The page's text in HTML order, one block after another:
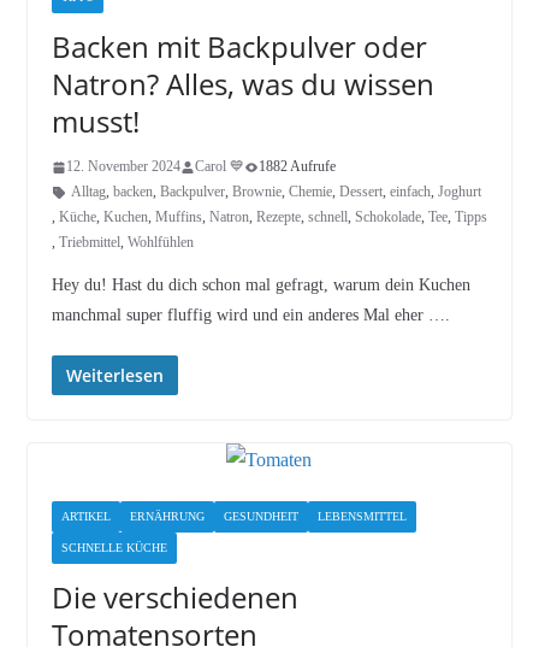
Backen mit Backpulver oder
Natron? Alles, was du wissen
musst!
12. November 2024 Carol 💙
1882 Aufrufe
Alltag, backen, Backpulver, Brownie, Chemie, Dessert, einfach, Joghurt
, Küche, Kuchen, Muffins, Natron, Rezepte, schnell, Schokolade, Tee, Tipps
, Triebmittel, Wohlfühlen
Hey du! Hast du dich schon mal gefragt, warum dein Kuchen
manchmal super fluffig wird und ein anderes Mal eher ….
Weiterlesen
ARTIKEL ERNÄHRUNG GESUNDHEIT LEBENSMITTEL
SCHNELLE KÜCHE
Die verschiedenen
Tomatensorten